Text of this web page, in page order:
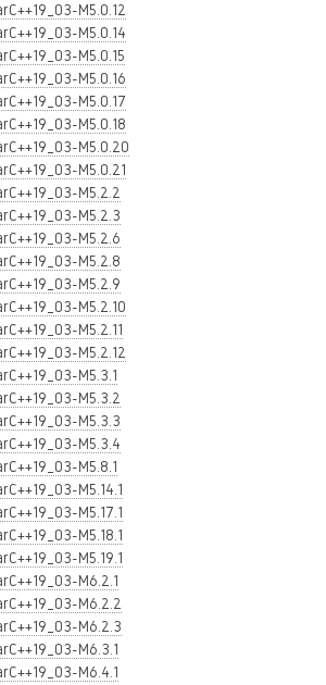
M5.0.12
M5.0.14
M5.0.15
M5.0.16
M5.0.17
M5.0.18
M5.0.20
M5.0.21
M5.2.2
M5.2.3
M5.2.6
M5.2.8
M5.2.9
M5.2.10
M5.2.11
M5.2.12
M5.3.1
M5.3.2
M5.3.3
M5.3.4
M5.8.1
M5.14.1
M5.17.1
M5.18.1
M5.19.1
M6.2.1
M6.2.2
M6.2.3
M6.3.1
M6.4.1